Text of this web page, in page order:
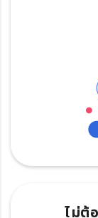
ไม่ต้